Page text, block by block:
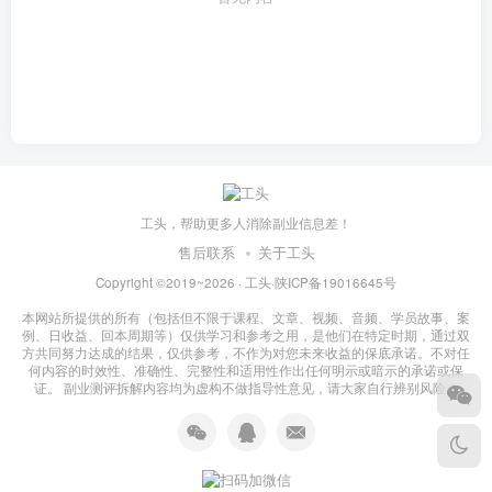
工头，帮助更多人消除副业信息差！
售后联系 关于工头
Copyright ©2019~2026 · 工头·陕ICP备19016645号
本网站所提供的所有（包括但不限于课程、文章、视频、音频、学员故事、案
例、日收益、回本周期等）仅供学习和参考之用，是他们在特定时期，通过双
方共同努力达成的结果，仅供参考，不作为对您未来收益的保底承诺。不对任
何内容的时效性、准确性、完整性和适用性作出任何明示或暗示的承诺或保
证。 副业测评拆解内容均为虚构不做指导性意见，请大家自行辨别风险！